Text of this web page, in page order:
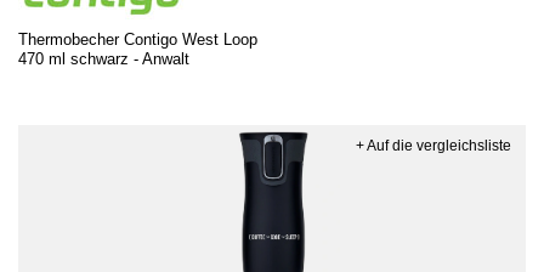
Thermobecher Contigo West Loop
470 ml schwarz - Anwalt
+ Auf die vergleichsliste